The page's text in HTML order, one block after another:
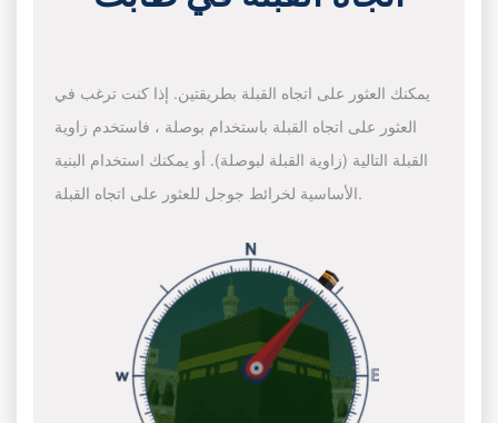
يمكنك العثور على اتجاه القبلة بطريقتين. إذا كنت ترغب في
العثور على اتجاه القبلة باستخدام بوصلة ، فاستخدم زاوية
القبلة التالية (زاوية القبلة لبوصلة). أو يمكنك استخدام البنية
الأساسية لخرائط جوجل للعثور على اتجاه القبلة.